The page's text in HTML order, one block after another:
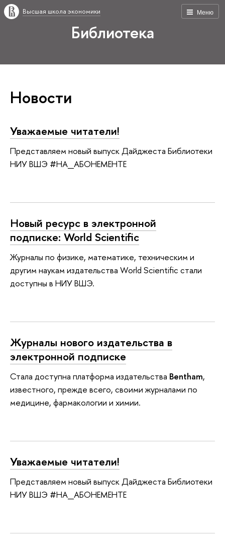
Меню
Высшая школа экономики
Библиотека
Новости
Уважаемые читатели!
Представляем новый выпуск Дайджеста Библиотеки
НИУ ВШЭ #НА_АБОНЕМЕНТЕ
Новый ресурс в электронной
подписке: World Scientific
Журналы по физике, математике, техническим и
другим наукам издательства World Scientific стали
доступны в НИУ ВШЭ.
Журналы нового издательства в
электронной подписке
Стала доступна платформа издательства Bentham,
известного, прежде всего, своими журналами по
медицине, фармакологии и химии.
Уважаемые читатели!
Представляем новый выпуск Дайджеста Библиотеки
НИУ ВШЭ #НА_АБОНЕМЕНТЕ